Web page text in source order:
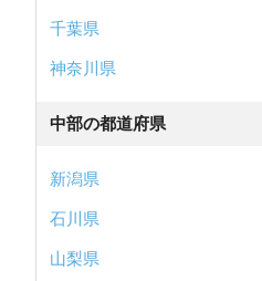
千葉県
神奈川県
中部の都道府県
新潟県
石川県
山梨県